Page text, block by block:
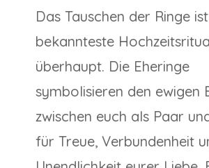
Das Tauschen der Ringe
bekannteste
überhaupt. Die Eheringe
symbolisieren den ewigen
zwischen euch als Paar
für Treue, Verbundenheit